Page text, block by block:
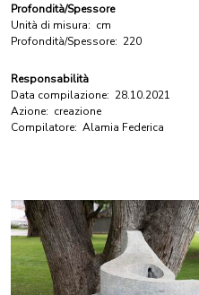
Profondità/Spessore
Unità di misura: cm
Profondità/Spessore: 220
Responsabilità
Data compilazione: 28.10.2021
Azione: creazione
Compilatore: Alamia Federica